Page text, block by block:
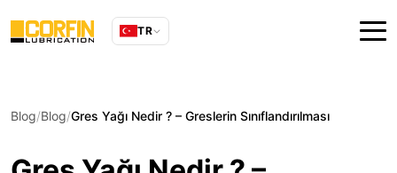
TR
Blog Blog Gres Yağı Nedir ? – Greslerin Sınıflandırılması